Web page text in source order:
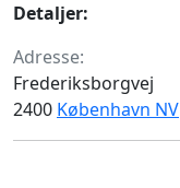
Detaljer:
Adresse:
Frederiksborgvej
2400 København NV